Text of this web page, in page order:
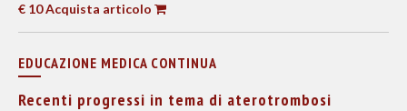
€ 10 Acquista articolo
EDUCAZIONE MEDICA CONTINUA
Recenti progressi in tema di aterotrombosi